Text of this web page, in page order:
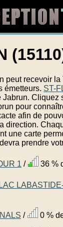
peut recevoir
émetteurs. ST-
Jabrun. Cliquez
pour
afin de
direction.
une carte
prendre
1 / 36 %
/
0 %